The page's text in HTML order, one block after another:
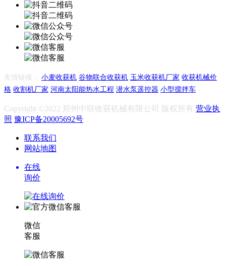
友情链接： 小麦收获机 谷物联合收获机 玉米收获机厂家 收获机械价
格 收割机厂家 河南太阳能热水工程 潜水泵遥控器 小型搅拌车
Copyright ©2022 郑州中联收获机械有限公司 版权所有 营业执
照 豫ICP备20005692号
联系我们
网站地图
在线
询价
微信
客服